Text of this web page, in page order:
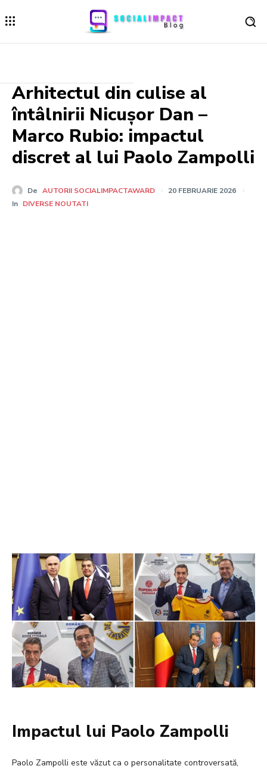
Arhitectul din culise al
întâlnirii Nicușor Dan –
Marco Rubio: impactul
discret al lui Paolo Zampolli
De AUTORII SOCIALIMPACTAWARD
20 FEBRUARIE 2026
In DIVERSE NOUTATI
Impactul lui Paolo Zampolli
Paolo Zampolli este văzut ca o personalitate controversată,